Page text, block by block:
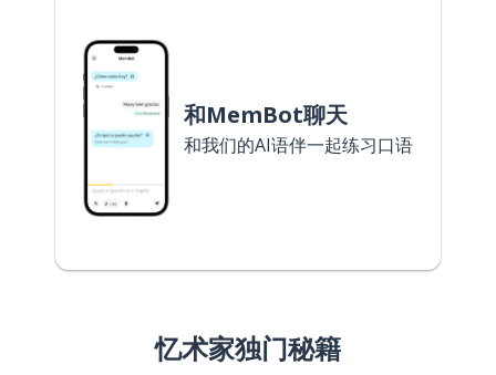
和MemBot聊天
和我们的AI语伴一起练习口语
忆术家独门秘籍